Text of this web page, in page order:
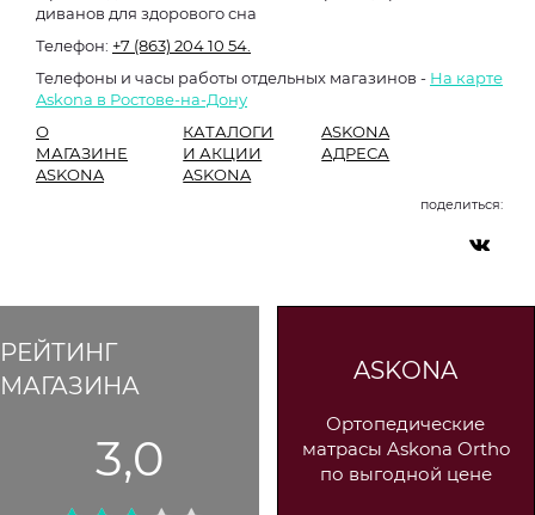
РЕЙТИНГ
МАГАЗИНА
3,0
диванов для здорового сна
Телефон: +7 (863) 204 10 54.
Телефоны и часы работы отдельных магазинов - На карте
Askona в Ростове-на-Дону
О
МАГАЗИНЕ
ASKONA
КАТАЛОГИ
И АКЦИИ
ASKONA
ASKONA
АДРЕСА
поделиться:
ASKONA
Ортопедические
матрасы Askona Ortho
по выгодной цене